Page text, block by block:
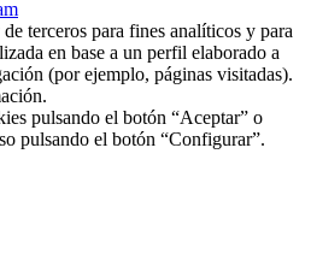
terceros para fines analíticos y para
en base a un perfil elaborado a
(por ejemplo, páginas visitadas).
pulsando el botón “Aceptar” o
pulsando el botón “Configurar”.